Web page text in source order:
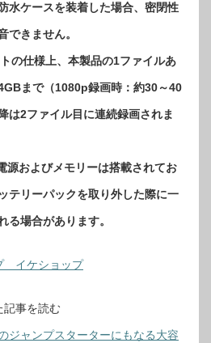
水ケースを装着した場合、密閉性
できません。
の仕様上、本製品の1ファイルあ
まで（1080p録画時：約30～40
は2ファイル目に連続録画されま
源およびメモリーは搭載されてお
テリーパックを取り外した際に一
る場合があります。
イケショップ
記事を読む
ジャンプスターターにもなる大容